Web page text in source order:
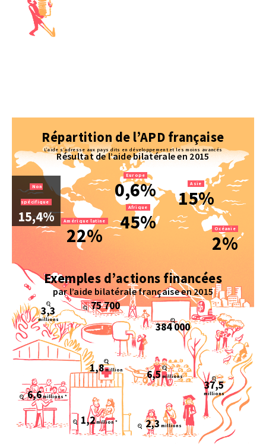
Répartition de l’APD française
L’aide s’adresse aux pays dits en développement et les moins avancés
Résultat de l’aide bilatérale en 2015
Amérique latine
22%
Europe
0,6%
Afrique
45%
Asie
15%
Océanie
2%
Non
spécifique
15,4%
Exemples d’actions financées
par l’aide bilatérale française en 2015
3,3
millions
75 700
384 000
1,8million
6,6millions *
1,2million *
6,5 millions
2,3 millions
37,5
millions